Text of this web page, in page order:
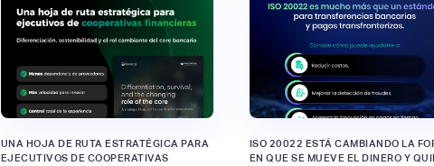
UNA HOJA DE RUTA ESTRATÉGICA PARA
EJECUTIVOS DE COOPERATIVAS
ISO 20022 ESTÁ CAMBIANDO LA
EN QUE SE MUEVE EL DINERO Y